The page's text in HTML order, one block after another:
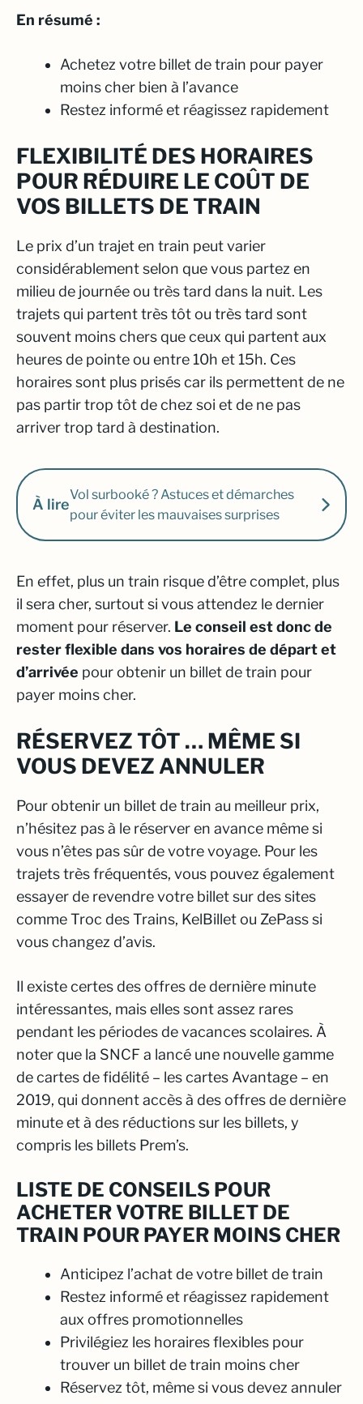
En résumé :
Achetez votre billet de train pour payer
moins cher bien à l’avance
Restez informé et réagissez rapidement
FLEXIBILITÉ DES HORAIRES
POUR RÉDUIRE LE COÛT DE
VOS BILLETS DE TRAIN
Le prix d’un trajet en train peut varier
considérablement selon que vous partez en
milieu de journée ou très tard dans la nuit. Les
trajets qui partent très tôt ou très tard sont
souvent moins chers que ceux qui partent aux
heures de pointe ou entre 10h et 15h. Ces
horaires sont plus prisés car ils permettent de ne
pas partir trop tôt de chez soi et de ne pas
arriver trop tard à destination.
À lire
Vol surbooké ? Astuces et démarches
pour éviter les mauvaises surprises
En effet, plus un train risque d’être complet, plus
il sera cher, surtout si vous attendez le dernier
moment pour réserver. Le conseil est donc de
rester flexible dans vos horaires de départ et
d’arrivée pour obtenir un billet de train pour
payer moins cher.
RÉSERVEZ TÔT … MÊME SI
VOUS DEVEZ ANNULER
Pour obtenir un billet de train au meilleur prix,
n’hésitez pas à le réserver en avance même si
vous n’êtes pas sûr de votre voyage. Pour les
trajets très fréquentés, vous pouvez également
essayer de revendre votre billet sur des sites
comme Troc des Trains, KelBillet ou ZePass si
vous changez d’avis.
Il existe certes des offres de dernière minute
intéressantes, mais elles sont assez rares
pendant les périodes de vacances scolaires. À
noter que la SNCF a lancé une nouvelle gamme
de cartes de fidélité – les cartes Avantage – en
2019, qui donnent accès à des offres de dernière
minute et à des réductions sur les billets, y
compris les billets Prem’s.
LISTE DE CONSEILS POUR
ACHETER VOTRE BILLET DE
TRAIN POUR PAYER MOINS CHER
Anticipez l’achat de votre billet de train
Restez informé et réagissez rapidement
aux offres promotionnelles
Privilégiez les horaires flexibles pour
trouver un billet de train moins cher
Réservez tôt, même si vous devez annuler